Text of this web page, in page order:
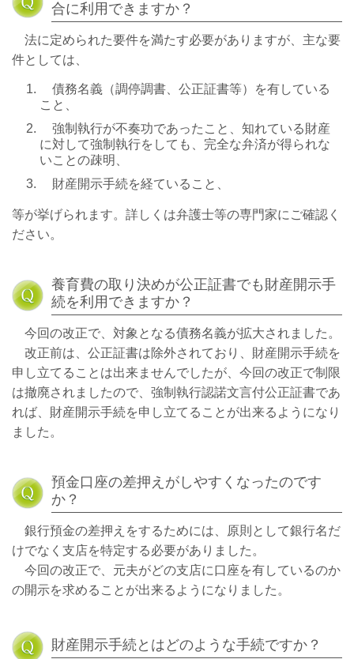
合に利用できますか？
法に定められた要件を満たす必要がありますが、主な要
件としては、
債務名義（調停調書、公正証書等）を有している
こと、
強制執行が不奏功であったこと、知れている財産
に対して強制執行をしても、完全な弁済が得られな
いことの疎明、
財産開示手続を経ていること、
等が挙げられます。詳しくは弁護士等の専門家にご確認く
ださい。
養育費の取り決めが公正証書でも財産開示手
続を利用できますか？
今回の改正で、対象となる債務名義が拡大されました。
改正前は、公正証書は除外されており、財産開示手続を
申し立てることは出来ませんでしたが、今回の改正で制限
は撤廃されましたので、強制執行認諾文言付公正証書であ
れば、財産開示手続を申し立てることが出来るようになり
ました。
預金口座の差押えがしやすくなったのです
か？
銀行預金の差押えをするためには、原則として銀行名だ
けでなく支店を特定する必要がありました。
今回の改正で、元夫がどの支店に口座を有しているのか
の開示を求めることが出来るようになりました。
財産開示手続とはどのような手続ですか？